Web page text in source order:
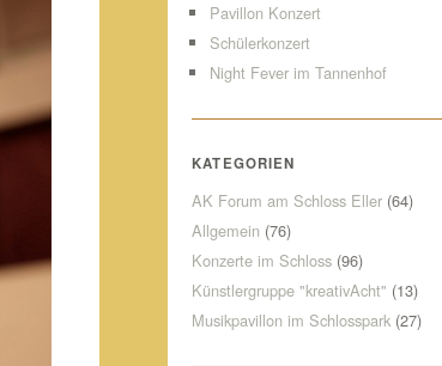
Pavillon Konzert
Schülerkonzert
Night Fever im Tannenhof
KATEGORIEN
AK Forum am Schloss Eller (64)
Allgemein (76)
Konzerte im Schloss (96)
Künstlergruppe "kreativAcht" (13)
Musikpavillon im Schlosspark (27)